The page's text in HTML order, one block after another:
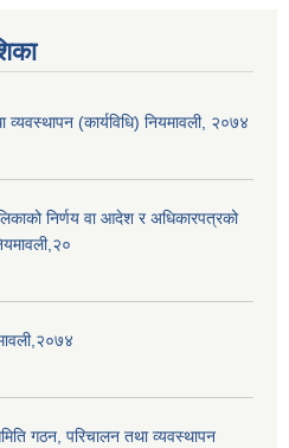
(कार्यविधि) नियमावली, २०७४
निर्णय वा आदेश र अधिकारपत्रको
गठन, परिचालन तथा व्यवस्थापन